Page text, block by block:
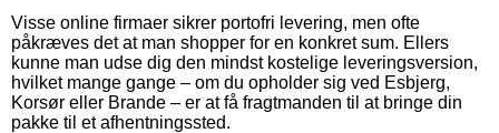
Visse online firmaer sikrer portofri levering, men ofte
påkræves det at man shopper for en konkret sum. Ellers
kunne man udse dig den mindst kostelige leveringsversion,
hvilket mange gange – om du opholder sig ved Esbjerg,
Korsør eller Brande – er at få fragtmanden til at bringe din
pakke til et afhentningssted.